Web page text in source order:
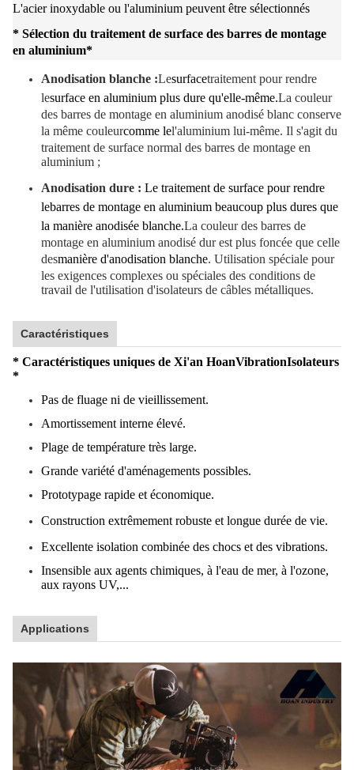
L'acier inoxydable ou l'aluminium peuvent être sélectionnés
* Sélection du traitement de surface des barres de montage
en aluminium*
Anodisation blanche :Lesurfacetraitement pour rendre
lesurface en aluminium plus dure qu'elle-même.La couleur
des barres de montage en aluminium anodisé blanc conserve
la même couleurcomme lel'aluminium lui-même. Il s'agit du
traitement de surface normal des barres de montage en
aluminium ;
Anodisation dure : Le traitement de surface pour rendre
lebarres de montage en aluminium beaucoup plus dures que
la manière anodisée blanche.La couleur des barres de
montage en aluminium anodisé dur est plus foncée que celle
desmanière d'anodisation blanche. Utilisation spéciale pour
les exigences complexes ou spéciales des conditions de
travail de l'utilisation d'isolateurs de câbles métalliques.
Caractéristiques
* Caractéristiques uniques de Xi'an HoanVibrationIsolateurs
*
Pas de fluage ni de vieillissement.
Amortissement interne élevé.
Plage de température très large.
Grande variété d'aménagements possibles.
Prototypage rapide et économique.
Construction extrêmement robuste et longue durée de vie.
Excellente isolation combinée des chocs et des vibrations.
Insensible aux agents chimiques, à l'eau de mer, à l'ozone,
aux rayons UV,...
Applications